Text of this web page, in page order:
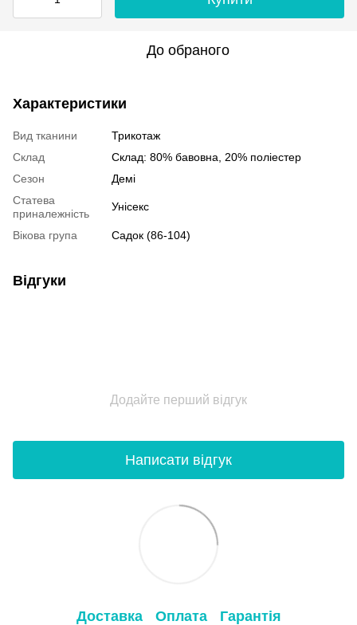
До обраного
Характеристики
Вид тканини
Трикотаж
Склад
Склад: 80% бавовна, 20% поліестер
Сезон
Демі
Статева
приналежність
Унісекс
Вікова група Садок (86-104)
Відгуки
Додайте перший відгук
Написати відгук
Доставка Оплата Гарантія